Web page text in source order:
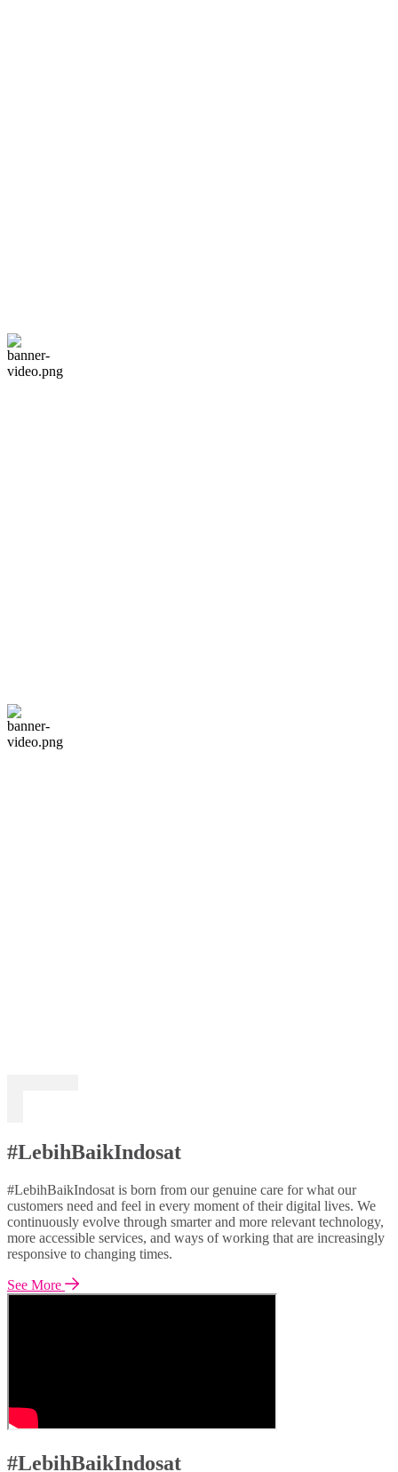
#LebihBaikIndosat
#LebihBaikIndosat is born from our genuine care for what our
customers need and feel in every moment of their digital lives. We
continuously evolve through smarter and more relevant technology,
more accessible services, and ways of working that are increasingly
responsive to changing times.
See More
#LebihBaikIndosat